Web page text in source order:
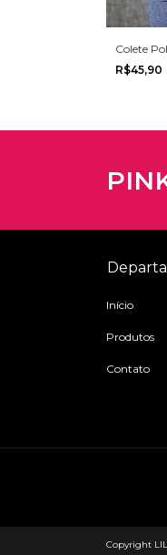
Colete
R$45,90
Início
Produtos
Contato
Copyright